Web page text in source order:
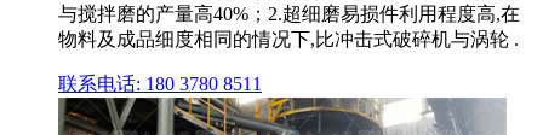
与搅拌磨的产量高40%；2.超细磨易损件利用程度高,在
物料及成品细度相同的情况下,比冲击式破碎机与涡轮 .
联系电话: 180 3780 8511